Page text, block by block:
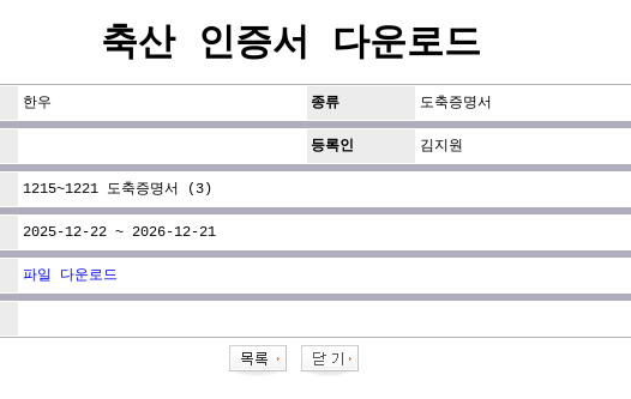
축산 인증서 다운로드
한우 종류 도축증명서
등록인 김지원
1215~1221 도축증명서 (3)
2025-12-22 ~ 2026-12-21
파일 다운로드